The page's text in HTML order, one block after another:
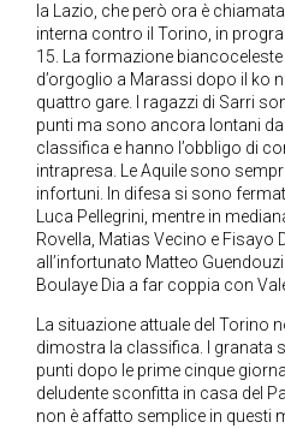
la Lazio, che però ora è
interna contro il Torino, in
15. La formazione
d’orgoglio a Marassi dopo il ko
quattro gare. I ragazzi di Sarri
punti ma sono ancora lontani
classifica e hanno l’obbligo di
intrapresa. Le Aquile sono
infortuni. In difesa si sono
Luca Pellegrini, mentre in
Rovella, Matias Vecino e Fisayo
all’infortunato Matteo
Boulaye Dia a far coppia con
La situazione attuale del Torino
dimostra la classifica. I granata
punti dopo le prime cinque
deludente sconfitta in casa del
non è affatto semplice in questi